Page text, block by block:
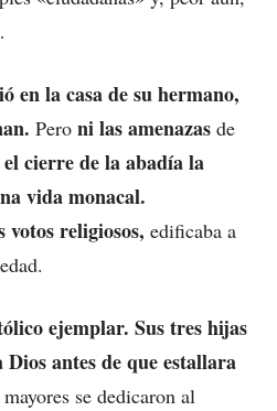
en la casa de su hermano,
Pero ni las amenazas de
cierre de la abadía la
vida monacal.
votos religiosos, edificaba a
ejemplar. Sus tres hijas
antes de que estallara
se dedicaron al